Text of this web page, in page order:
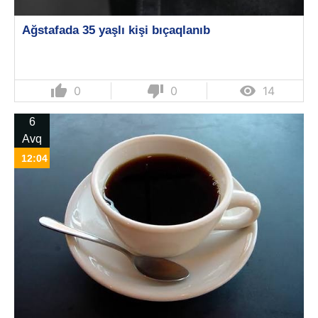
Ağstafada 35 yaşlı kişi bıçaqlanıb
thumb_up 0 thumb_down 0  14
6
Avq
12:04